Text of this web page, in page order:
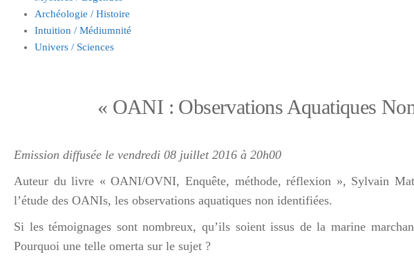
Archéologie / Histoire
Intuition / Médiumnité
Univers / Sciences
« OANI : Observations Aquatiques
Emission diffusée le vendredi 08 juillet 2016 à 20h00
Auteur du livre « OANI/OVNI, Enquête, méthode, réflexion », Sylvain
l’étude des OANIs, les observations aquatiques non identifiées.
Si les témoignages sont nombreux, qu’ils soient issus de la marine
Pourquoi une telle omerta sur le sujet ?